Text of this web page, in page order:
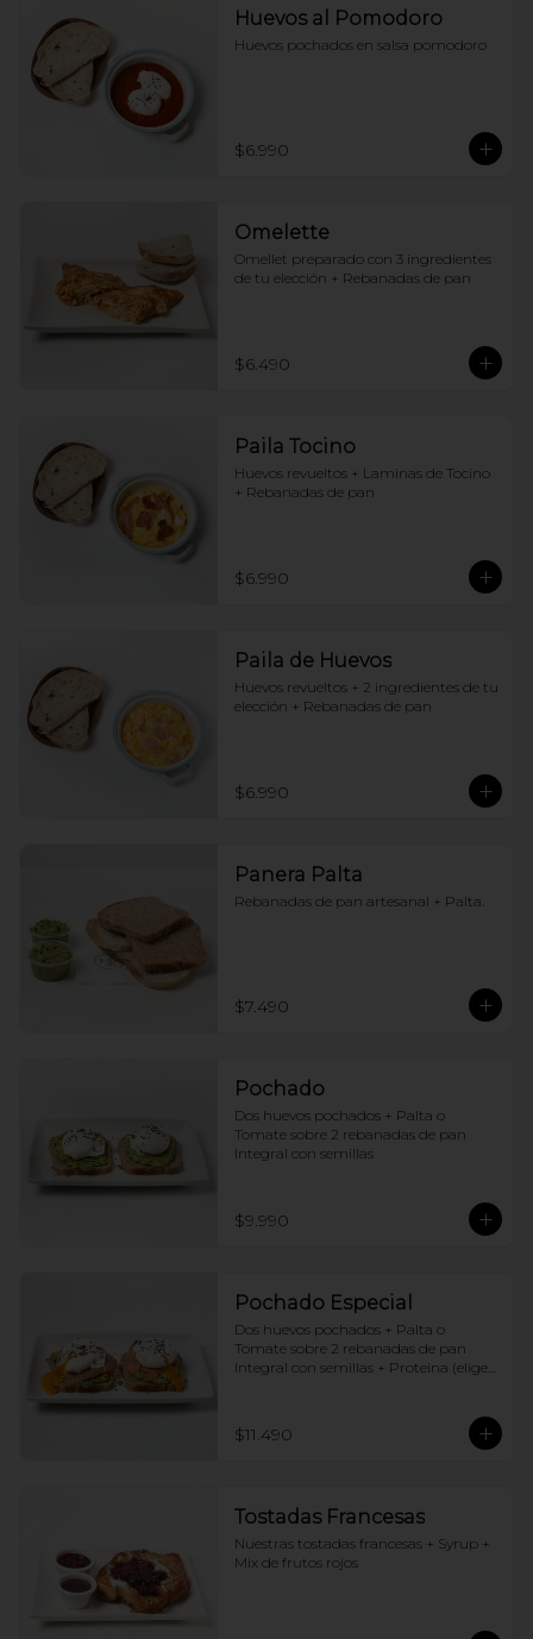
Huevos al Pomodoro
Huevos pochados en salsa pomodoro
$6.990
Omelette
Omellet preparado con 3 ingredientes
de tu elección + Rebanadas de pan
$6.490
Paila Tocino
Huevos revueltos + Laminas de Tocino
+ Rebanadas de pan
$6.990
Paila de Huevos
Huevos revueltos + 2 ingredientes de tu
elección + Rebanadas de pan
$6.990
Panera Palta
Rebanadas de pan artesanal + Palta.
$7.490
Pochado
Dos huevos pochados + Palta o
Tomate sobre 2 rebanadas de pan
Integral con semillas
$9.990
Pochado Especial
Dos huevos pochados + Palta o
Tomate sobre 2 rebanadas de pan
Integral con semillas + Proteina (elige
$11.490
Tostadas Francesas
Nuestras tostadas francesas + Syrup +
Mix de frutos rojos